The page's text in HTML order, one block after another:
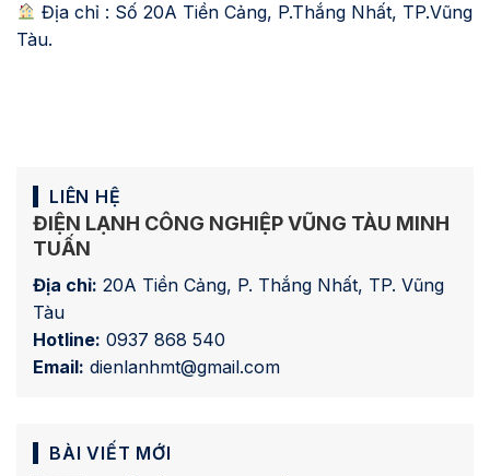
LIÊN HỆ
ĐIỆN LẠNH CÔNG NGHIỆP VŨNG TÀU MINH
TUẤN
Địa chỉ: 20A Tiền Cảng, P. Thắng Nhất, TP. Vũng
Tàu
Hotline: 0937 868 540
Email: dienlanhmt@gmail.com
BÀI VIẾT MỚI
Địa chỉ : Số 20A Tiền Cảng, P.Thắng Nhất, TP.Vũng
Tàu.